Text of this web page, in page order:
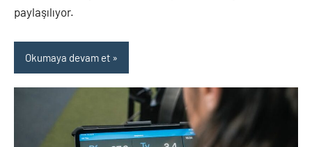
paylaşılıyor.
Okumaya devam et